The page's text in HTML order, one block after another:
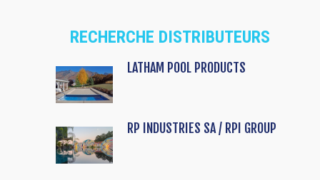
RECHERCHE DISTRIBUTEURS
LATHAM POOL PRODUCTS
RP INDUSTRIES SA / RPI GROUP